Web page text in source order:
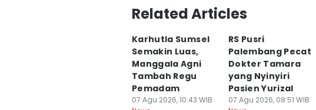
Editor
Feny Maulia Agustin
Editor
Deryardli Tiarhendi
Related Articles
Karhutla Sumsel
Semakin Luas,
Manggala Agni
Tambah Regu
Pemadam
07 Agu 2026, 10:43 WIB
RS Pusri
Palembang Pecat
Dokter Tamara
yang Nyinyiri
Pasien Yurizal
07 Agu 2026, 08:51 WIB